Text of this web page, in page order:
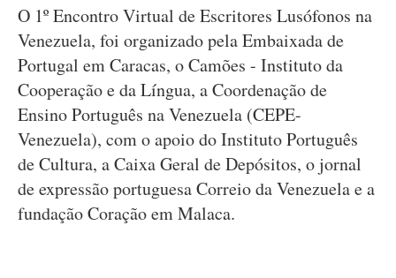
O 1º Encontro Virtual de Escritores Lusófonos na
Venezuela, foi organizado pela Embaixada de
Portugal em Caracas, o Camões - Instituto da
Cooperação e da Língua, a Coordenação de
Ensino Português na Venezuela (CEPE-
Venezuela), com o apoio do Instituto Português
de Cultura, a Caixa Geral de Depósitos, o jornal
de expressão portuguesa Correio da Venezuela e a
fundação Coração em Malaca.